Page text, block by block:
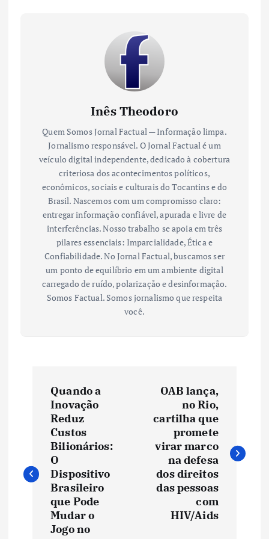
Inês Theodoro
Quem Somos Jornal Factual — Informação limpa.
Jornalismo responsável. O Jornal Factual é um
veículo digital independente, dedicado à cobertura
criteriosa dos acontecimentos políticos,
econômicos, sociais e culturais do Tocantins e do
Brasil. Nascemos com um compromisso claro:
entregar informação confiável, apurada e livre de
interferências. Nosso trabalho se apoia em três
pilares essenciais: Imparcialidade, Ética e
Confiabilidade. No Jornal Factual, buscamos ser
um ponto de equilíbrio em um ambiente digital
carregado de ruído, polarização e desinformação.
Somos Factual. Somos jornalismo que respeita
você.
e
Quando a
Inovação
Reduz
Custos
Bilionários:
O
Dispositivo
Brasileiro
que Pode
Mudar o
Jogo no
OAB lança,
no Rio,
cartilha que
promete
virar marco
na defesa
dos direitos
das pessoas
com
HIV/Aids